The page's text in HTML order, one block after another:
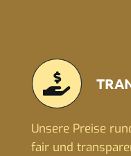
Unsere Preise
fair und